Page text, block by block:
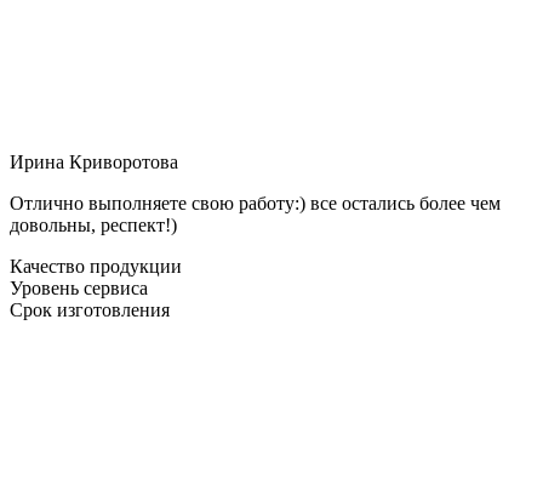
Ирина Криворотова
Отлично выполняете свою работу:) все остались более чем
довольны, респект!)
Качество продукции
Уровень сервиса
Срок изготовления